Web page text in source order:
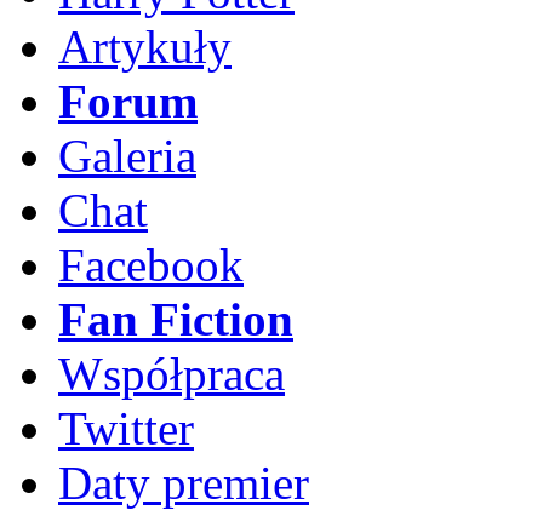
Artykuły
Forum
Galeria
Chat
Facebook
Fan Fiction
Współpraca
Twitter
Daty premier